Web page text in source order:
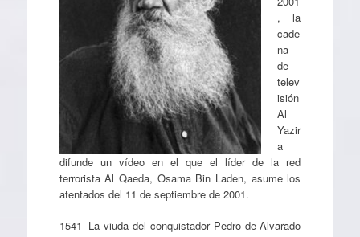
, la
cade
na
de
telev
isión
Al
Yazir
a
difunde un vídeo en el que el líder de la red
terrorista Al Qaeda, Osama Bin Laden, asume los
atentados del 11 de septiembre de 2001.
1541- La viuda del conquistador Pedro de Alvarado